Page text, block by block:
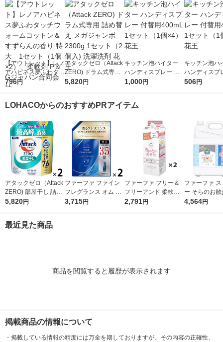
【アウトレット】レノ
アハピネス夢ふわタッ
チウォームコットン＆
2） 柔軟剤 P＆Gジ
796円
アタックゼロ（Attack
ZERO) ドラム式専用
詰め替え メガジャン
5,820円
キッチン泡ハイター
ハンディスプレー 付
替用400mL 1セット
1,000円
キッチン泡ハ
ハンディスプ
替用400mL 1
506円
LOHACOからのおすすめPRアイテム
アタックゼロ（Attack
ZERO) 部屋干し 詰め
替え メガジャンボ 23
5,820円
ファーファ ファイン
フレグランス オム 詰
め替え 特大 2000mL
3,715円
ファーファ フリー＆
フリーアンド 柔軟剤
無香料 詰め替え 1500
2,791円
ファーファ
ー そらのお
ーラルソープ
4,564円
最近見た商品
商品を閲覧すると履歴が表示されます
掲載商品の情報について
・ 掲載している情報の精度には万全を期しておりますが、その内容の正確性、